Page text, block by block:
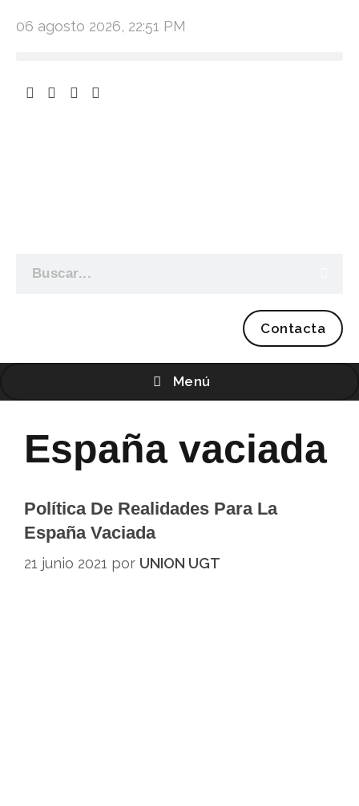
06 agosto 2026, 22:51 PM
Contacta
Menú
España vaciada
Política De Realidades Para La
España Vaciada
21 junio 2021 por UNION UGT